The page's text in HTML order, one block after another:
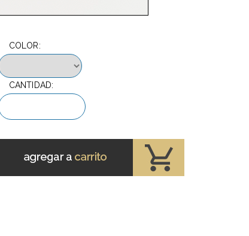
COLOR:
CANTIDAD: